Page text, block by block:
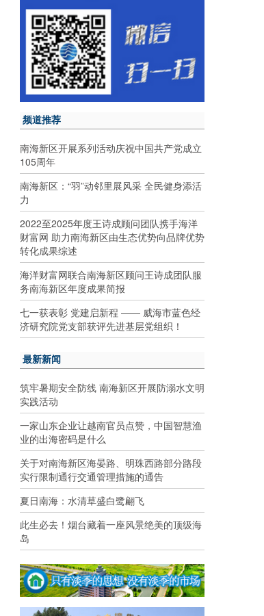
频道推荐
南海新区开展系列活动庆祝中国共产党成立
105周年
南海新区：“羽”动邻里展风采 全民健身添活
力
2022至2025年度王诗成顾问团队携手海洋
财富网 助力南海新区由生态优势向品牌优势
转化成果综述
海洋财富网联合南海新区顾问王诗成团队服
务南海新区年度成果简报
七一获表彰 党建启新程 —— 威海市蓝色经
济研究院党支部获评先进基层党组织！
最新新闻
筑牢暑期安全防线 南海新区开展防溺水文明
实践活动
一家山东企业让越南官员点赞，中国智慧渔
业的出海密码是什么
关于对南海新区海晏路、明珠西路部分路段
实行限制通行交通管理措施的通告
夏日南海：水清草盛白鹭翩飞
此生必去！烟台藏着一座风景绝美的顶级海
岛